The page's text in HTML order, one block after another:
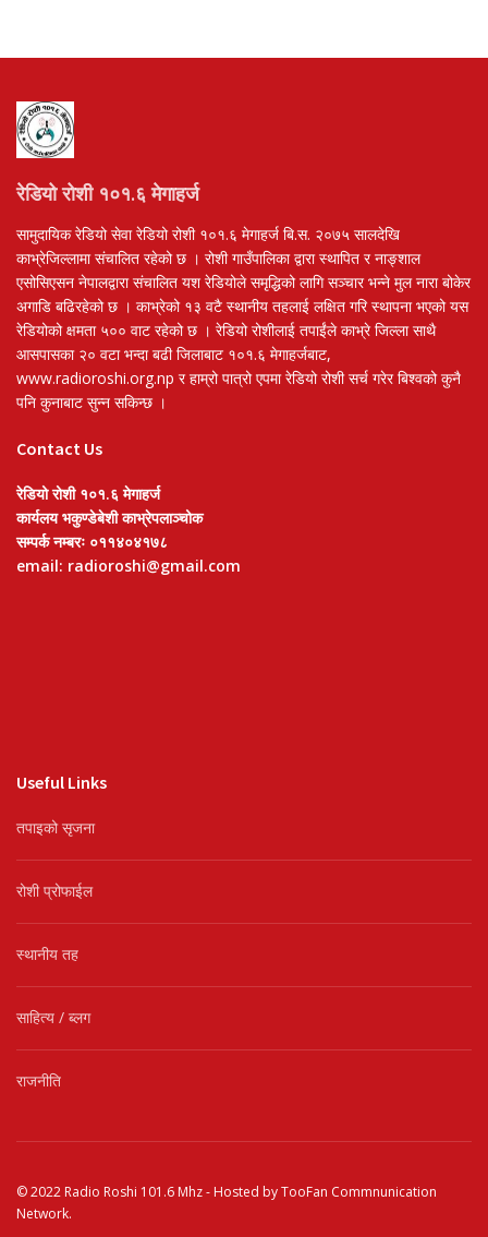
रेडियो रोशी १०१.६ मेगाहर्ज
सामुदायिक रेडियो सेवा रेडियो रोशी १०१.६ मेगाहर्ज बि.स. २०७५ सालदेखि
काभ्रेजिल्लामा संचालित रहेको छ । रोशी गाउँपालिका द्वारा स्थापित र नाङ्शाल
एसोसिएसन नेपालद्वारा संचालित यश रेडियोले समृद्धिको लागि सञ्चार भन्ने मुल नारा बोकेर
अगाडि बढिरहेको छ । काभ्रेको १३ वटै स्थानीय तहलाई लक्षित गरि स्थापना भएको यस
रेडियोको क्षमता ५०० वाट रहेको छ । रेडियो रोशीलाई तपाईंले काभ्रे जिल्ला साथै
आसपासका २० वटा भन्दा बढी जिलाबाट १०१.६ मेगाहर्जबाट,
www.radioroshi.org.np र हाम्रो पात्रो एपमा रेडियो रोशी सर्च गरेर बिश्वको कुनै
पनि कुनाबाट सुन्न सकिन्छ ।
Contact Us
रेडियो रोशी १०१.६ मेगाहर्ज
कार्यलय भकुण्डेबेशी काभ्रेपलाञ्चोक
सम्पर्क नम्बरः ०११४०४१७८
email: radioroshi@gmail.com
Useful Links
तपाइको सृजना
रोशी प्रोफाईल
स्थानीय तह
साहित्य / ब्लग
राजनीति
© 2022 Radio Roshi 101.6 Mhz- Hosted byTooFan Commnunication
Network.